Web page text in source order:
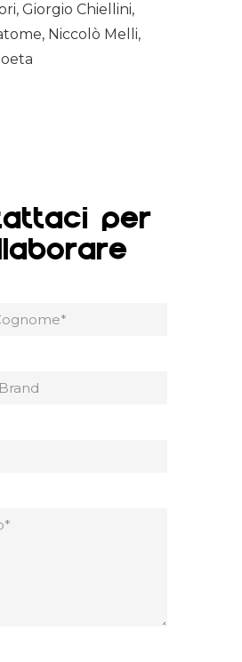
Giorgio Chiellini,
Niccolò Melli,
PER